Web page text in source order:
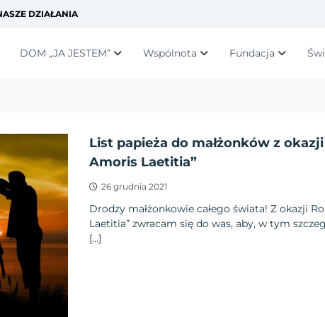
DZIAŁANIA
DOM „JA JESTEM” Wspólnota Fundacja
List papieża do małżonków z
Amoris Laetitia”
26 grudnia 2021
Drodzy małżonkowie całego świata! Z okazji
Laetitia” zwracam się do was, aby, w tym
[…]